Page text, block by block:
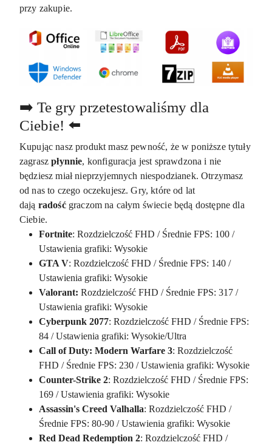
przy zakupie.
➡️ Te gry przetestowaliśmy dla
Ciebie! ⬅️
Kupując nasz produkt masz pewność, że w poniższe tytuły
zagraszpłynnie, konfiguracja jest sprawdzona i nie
będziesz miał nieprzyjemnych niespodzianek. Otrzymasz
od nas to czego oczekujesz. Gry, które od lat
dają radośćgraczom na całym świecie będą dostępne dla
Ciebie.
Fortnite: Rozdzielczość FHD / Średnie FPS: 100 /
Ustawienia grafiki: Wysokie
GTA V: Rozdzielczość FHD / Średnie FPS: 140 /
Ustawienia grafiki: Wysokie
Valorant: Rozdzielczość FHD / Średnie FPS: 317 /
Ustawienia grafiki: Wysokie
Cyberpunk 2077: Rozdzielczość FHD / Średnie FPS:
84 / Ustawienia grafiki: Wysokie/Ultra
Call of Duty: Modern Warfare 3: Rozdzielczość
FHD / Średnie FPS: 230 / Ustawienia grafiki: Wysokie
Counter-Strike 2: Rozdzielczość FHD / Średnie FPS:
169 / Ustawienia grafiki: Wysokie
Assassin's Creed Valhalla: Rozdzielczość FHD /
Średnie FPS: 80-90 / Ustawienia grafiki: Wysokie
Red Dead Redemption 2: Rozdzielczość FHD /